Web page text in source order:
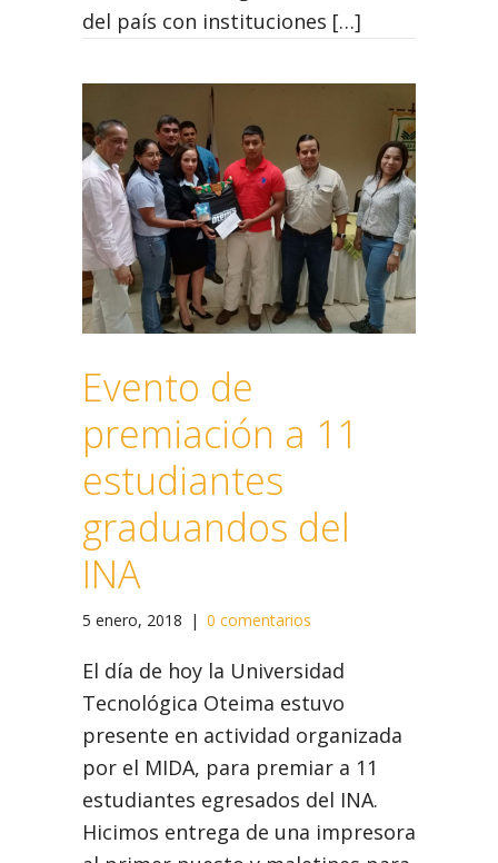
del país con instituciones […]
Evento de
premiación a 11
estudiantes
graduandos del
INA
5 enero, 2018 | 0 comentarios
El día de hoy la Universidad
Tecnológica Oteima estuvo
presente en actividad organizada
por el MIDA, para premiar a 11
estudiantes egresados del INA.
Hicimos entrega de una impresora